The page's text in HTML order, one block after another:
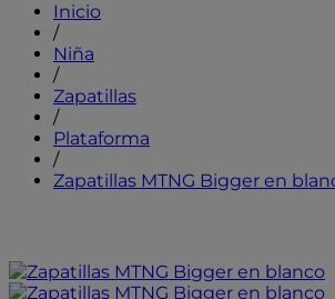
Inicio
/
Niña
/
Zapatillas
/
Plataforma
/
Zapatillas MTNG Bigger en